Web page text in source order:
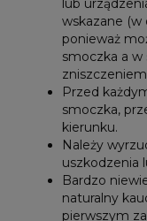
lub
wskazane (w
ponieważ
smoczka a w
Przed
smoczka,
kierunku.
Należy
uszkodzenia
Bardzo
naturalny
pierwszym